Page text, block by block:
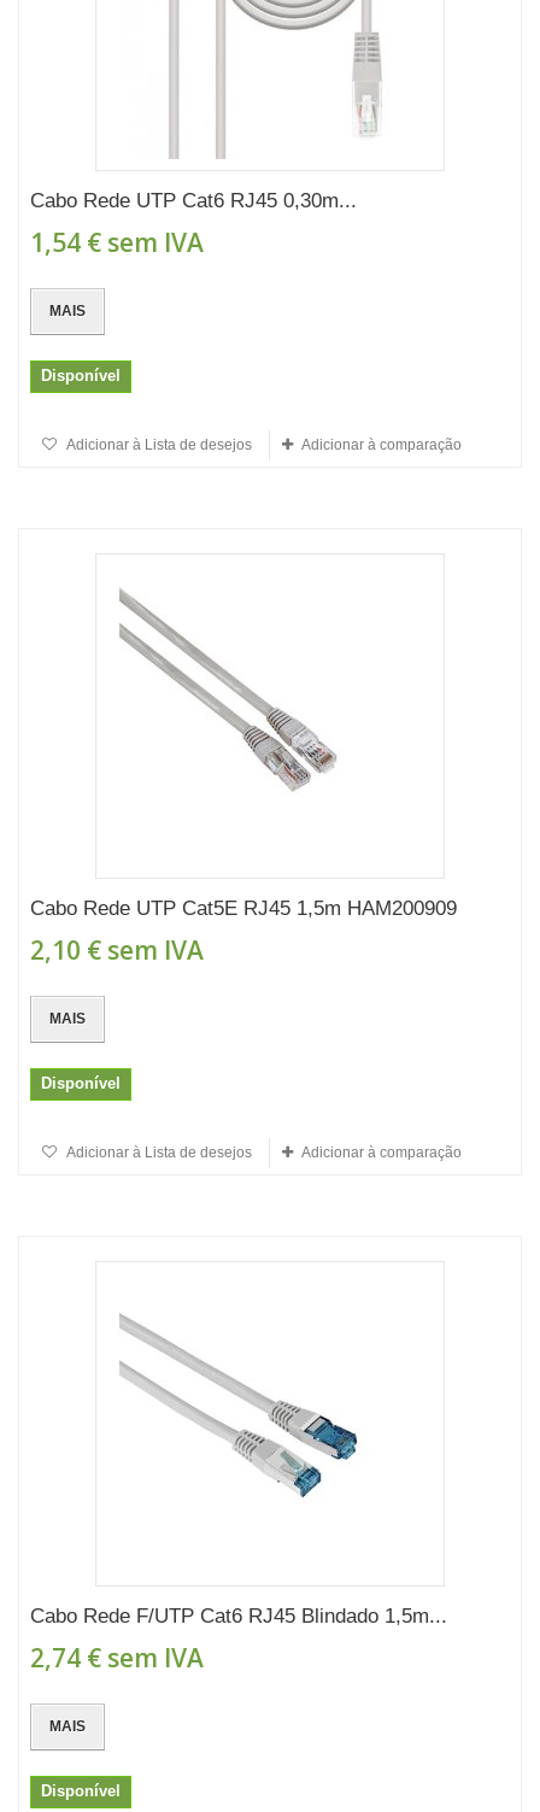
Cabo Rede UTP Cat6 RJ45 0,30m...
1,54 € sem IVA
MAIS
Disponível
Adicionar à Lista de desejos Adicionar à comparação
Cabo Rede UTP Cat5E RJ45 1,5m HAM200909
2,10 € sem IVA
MAIS
Disponível
Adicionar à Lista de desejos Adicionar à comparação
Cabo Rede F/UTP Cat6 RJ45 Blindado 1,5m...
2,74 € sem IVA
MAIS
Disponível